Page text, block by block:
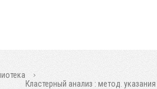
Кластерный анализ : метод.